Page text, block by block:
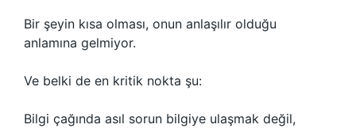
Bir şeyin kısa olması, onun anlaşılır olduğu
anlamına gelmiyor.
Ve belki de en kritik nokta şu:
Bilgi çağında asıl sorun bilgiye ulaşmak değil,